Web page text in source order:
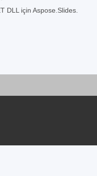
DLL için Aspose.Slides.